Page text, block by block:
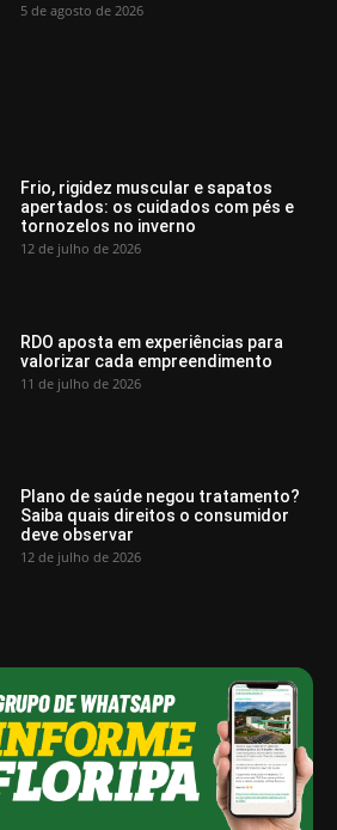
5 de agosto de 2026
Frio, rigidez muscular e sapatos
apertados: os cuidados com pés e
tornozelos no inverno
12 de julho de 2026
RDO aposta em experiências para
valorizar cada empreendimento
11 de julho de 2026
Plano de saúde negou tratamento?
Saiba quais direitos o consumidor
deve observar
12 de julho de 2026